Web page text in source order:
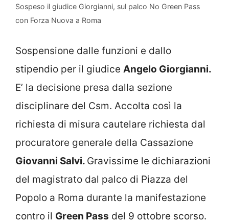
Sospeso il giudice Giorgianni, sul palco No Green Pass
con Forza Nuova a Roma
Sospensione dalle funzioni e dallo
stipendio per il giudice Angelo Giorgianni.
E’ la decisione presa dalla sezione
disciplinare del Csm. Accolta così la
richiesta di misura cautelare richiesta dal
procuratore generale della Cassazione
Giovanni Salvi. Gravissime le dichiarazioni
del magistrato dal palco di Piazza del
Popolo a Roma durante la manifestazione
contro il Green Pass del 9 ottobre scorso.